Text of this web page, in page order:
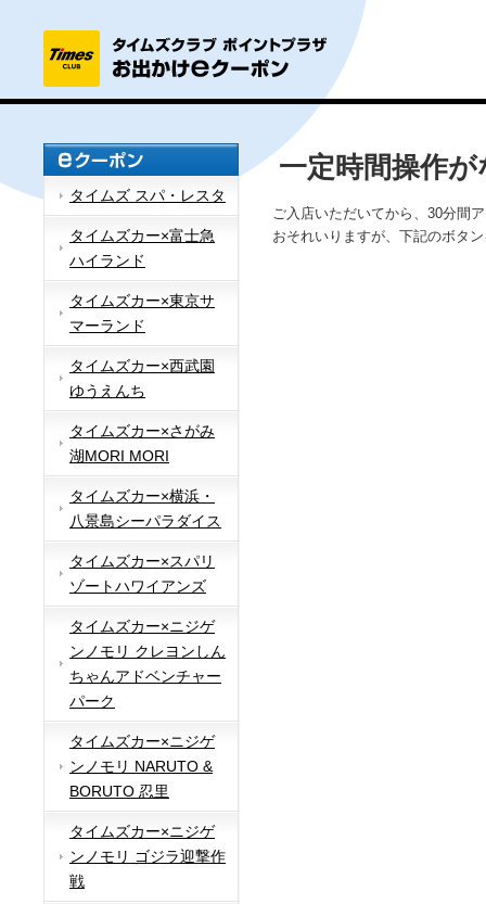
タイムズ スパ・レスタ
タイムズカー×富士急
ハイランド
タイムズカー×東京サ
マーランド
タイムズカー×西武園
ゆうえんち
タイムズカー×さがみ
湖MORI MORI
タイムズカー×横浜・
八景島シーパラダイス
タイムズカー×スパリ
ゾートハワイアンズ
タイムズカー×ニジゲ
ンノモリ クレヨンしん
ちゃんアドベンチャー
パーク
タイムズカー×ニジゲ
ンノモリ NARUTO &
BORUTO 忍里
タイムズカー×ニジゲ
ンノモリ ゴジラ迎撃作
戦
一定時間操作
ご入店いただいてから、30分間
おそれいりますが、下記のボタ